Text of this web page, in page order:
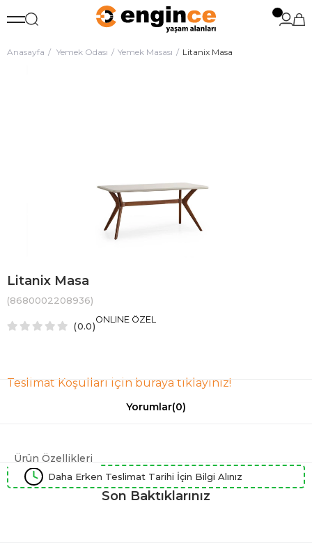
Anasayfa Yemek Odası Yemek Masası Litanix Masa
Litanix Masa
(8680002208936)
0.0
Teslimat Koşulları için buraya tıklayınız!
ONLINE ÖZEL
Yorumlar(0)
Ürün Özellikleri
Daha Erken Teslimat Tarihi İçin Bilgi Alınız
Son Baktıklarınız